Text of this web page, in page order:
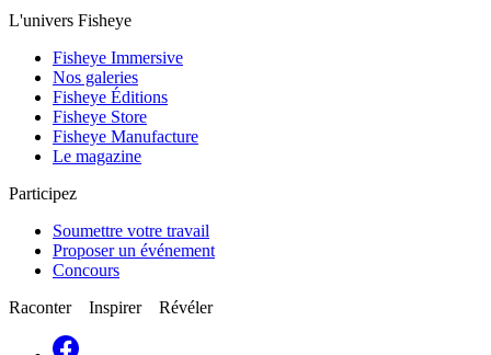
L'univers Fisheye
Fisheye Immersive
Nos galeries
Fisheye Éditions
Fisheye Store
Fisheye Manufacture
Le magazine
Participez
Soumettre votre travail
Proposer un événement
Concours
Raconter Inspirer Révéler